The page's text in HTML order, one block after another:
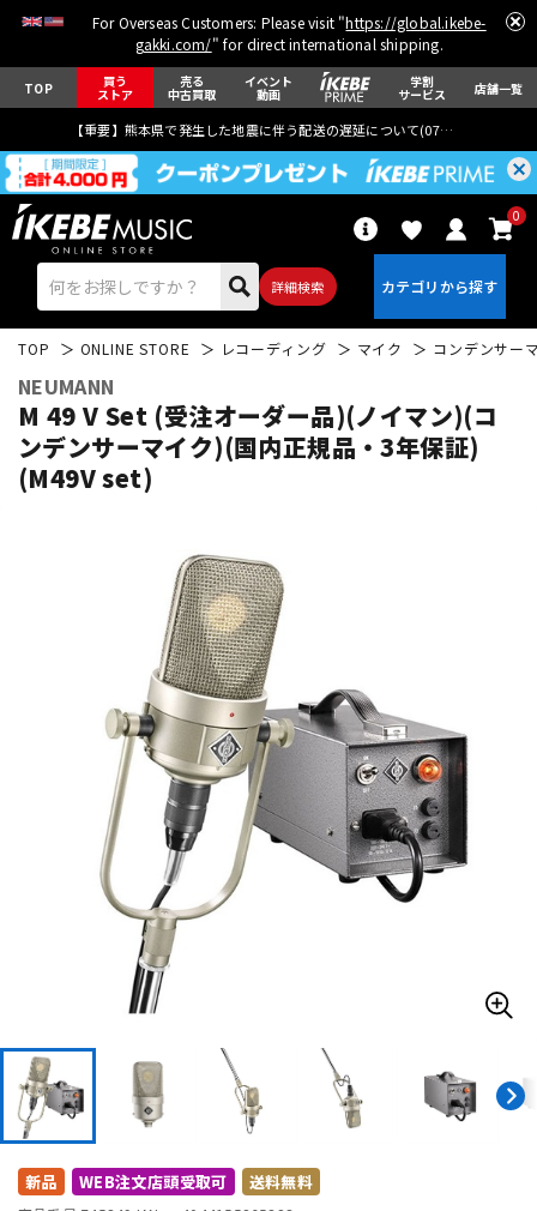
For Overseas Customers: Please visit "https://global.ikebe-
gakki.com/" for direct international shipping.
TOP 買う
ストア
売る
中古買取
イベント
動画
学割
サービス 店舗一覧
【重要】熊本県で発生した地震に伴う配送の遅延について(07月29日
詳細検索
0
エレキギター
キーボード 電子ピアノ
管楽器 その他楽器
アンプ
DJ機器
DTM オンライン納品 レコーディング機器
配信/ライブ機器
TOP ONLINE STORE レコーディング マイク コンデンサー
NEUMANN
M 49 V Set (受注オーダー品)(ノイマン)(コ
ンデンサーマイク)(国内正規品・3年保証)
(M49V set)
新品 WEB注文店頭受取可 送料無料